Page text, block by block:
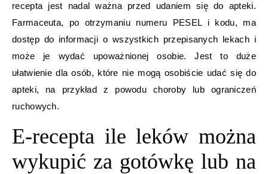
recepta jest nadal ważna przed udaniem się do apteki.
Farmaceuta, po otrzymaniu numeru PESEL i kodu, ma
dostęp do informacji o wszystkich przepisanych lekach i
może je wydać upoważnionej osobie. Jest to duże
ułatwienie dla osób, które nie mogą osobiście udać się do
apteki, na przykład z powodu choroby lub ograniczeń
ruchowych.
E-recepta ile leków można
wykupić za gotówkę lub na